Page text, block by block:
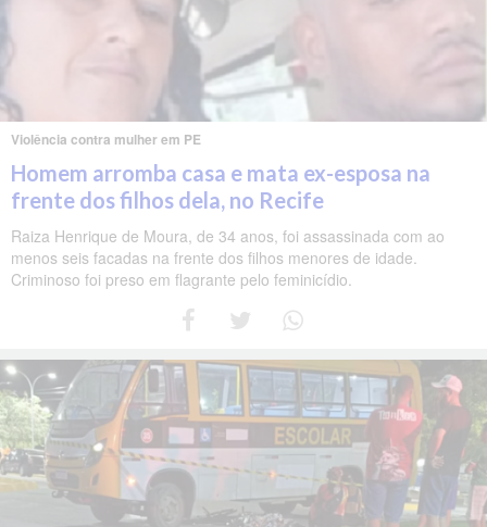
Violência contra mulher em PE
Homem arromba casa e mata ex-esposa na
frente dos filhos dela, no Recife
Raiza Henrique de Moura, de 34 anos, foi assassinada com ao
menos seis facadas na frente dos filhos menores de idade.
Criminoso foi preso em flagrante pelo feminicídio.